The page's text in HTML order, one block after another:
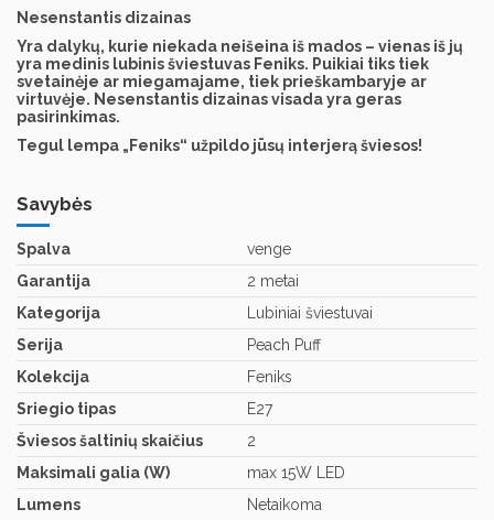
Nesenstantis dizainas
Yra dalykų, kurie niekada neišeina iš mados – vienas iš jų
yra medinis lubinis šviestuvas Feniks. Puikiai tiks tiek
svetainėje ar miegamajame, tiek prieškambaryje ar
virtuvėje. Nesenstantis dizainas visada yra geras
pasirinkimas.
Tegul lempa „Feniks“ užpildo jūsų interjerą šviesos!
Savybės
Spalva
venge
Garantija
2 metai
Kategorija
Lubiniai šviestuvai
Serija
Peach Puff
Kolekcija
Feniks
Sriegio tipas
E27
Šviesos šaltinių skaičius
2
Maksimali galia (W)
max 15W LED
Lumens
Netaikoma